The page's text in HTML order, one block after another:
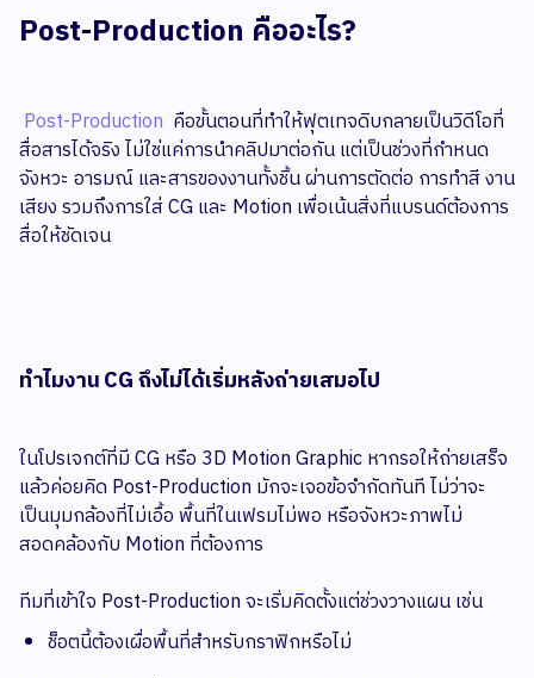
Post-Production คืออะไร?
Post-Production คือขั้นตอนที่ทำให้ฟุตเทจดิบกลายเป็นวิดีโอที่
สื่อสารได้จริง ไม่ใช่แค่การนำคลิปมาต่อกัน แต่เป็นช่วงที่กำหนด
จังหวะ อารมณ์ และสารของงานทั้งชิ้น ผ่านการตัดต่อ การทำสี งาน
เสียง รวมถึงการใส่ CG และ Motion เพื่อเน้นสิ่งที่แบรนด์ต้องการ
สื่อให้ชัดเจน
ทำไมงาน CG ถึงไม่ได้เริ่มหลังถ่ายเสมอไป
ในโปรเจกต์ที่มี CG หรือ 3D Motion Graphic หากรอให้ถ่ายเสร็จ
แล้วค่อยคิด Post-Production มักจะเจอข้อจำกัดทันที ไม่ว่าจะ
เป็นมุมกล้องที่ไม่เอื้อ พื้นที่ในเฟรมไม่พอ หรือจังหวะภาพไม่
สอดคล้องกับ Motion ที่ต้องการ
ทีมที่เข้าใจ Post-Production จะเริ่มคิดตั้งแต่ช่วงวางแผน เช่น
ช็อตนี้ต้องเผื่อพื้นที่สำหรับกราฟิกหรือไม่